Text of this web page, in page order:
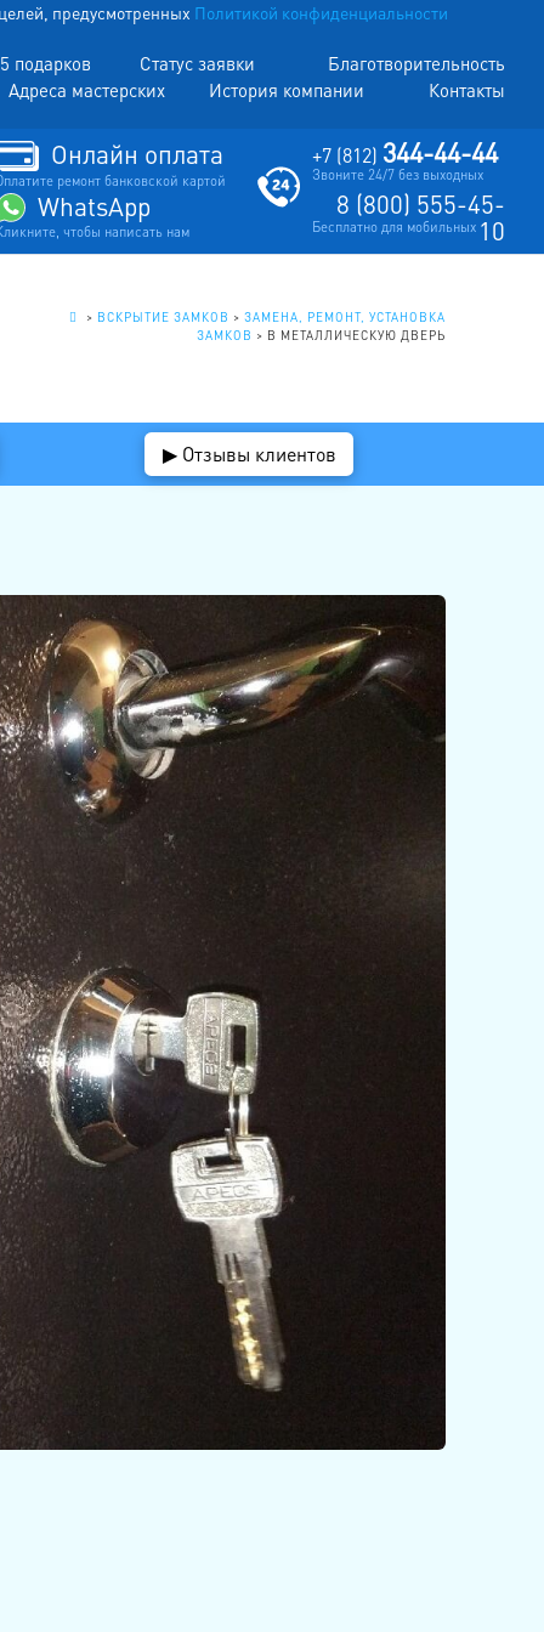
предусмотренных Политикой конфиденциальности
подарков Статус заявки
Благотворительность
Адреса мастерских История компании Контакты
Онлайн оплата
ремонт банковской картой
WhatsApp
чтобы написать нам
+7 (812) 344-44-44
Звоните 24/7 без выходных
8 (800) 555-45-
10
Бесплатно для мобильных
> ВСКРЫТИЕ ЗАМКОВ > ЗАМЕНА, РЕМОНТ, УСТАНОВКА
ЗАМКОВ > В МЕТАЛЛИЧЕСКУЮ ДВЕРЬ
▶ Отзывы клиентов